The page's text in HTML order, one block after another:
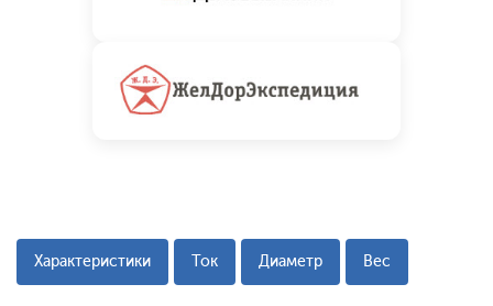
Характеристики Ток Диаметр Вес